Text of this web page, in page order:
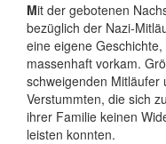
Mit der gebotenen
bezüglich der Nazi-
eine eigene
massenhaft vorkam.
schweigenden Mitläufer
Verstummten, die sich
ihrer Familie keinen
leisten konnten.